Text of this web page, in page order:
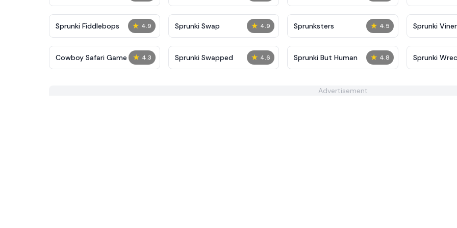
★ 4.9
Sprunki Fiddlebops ★ 4.9
Sprunki Swap ★ 4.5
Sprunksters Sprunki
★ 4.3
Cowboy Safari Game ★ 4.6
Sprunki Swapped ★ 4.8
Sprunki But Human Sprunki
Advertisement